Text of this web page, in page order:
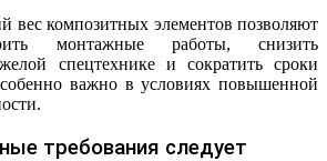
вес композитных элементов позволяют
монтажные работы, снизить
спецтехнике и сократить сроки
важно в условиях повышенной
требования следует